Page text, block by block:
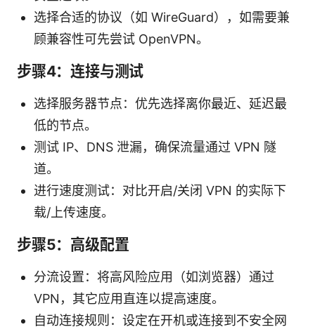
选择合适的协议（如 WireGuard），如需要兼
顾兼容性可先尝试 OpenVPN。
步骤4：连接与测试
选择服务器节点：优先选择离你最近、延迟最
低的节点。
测试 IP、DNS 泄漏，确保流量通过 VPN 隧
道。
进行速度测试：对比开启/关闭 VPN 的实际下
载/上传速度。
步骤5：高级配置
分流设置：将高风险应用（如浏览器）通过
VPN，其它应用直连以提高速度。
自动连接规则：设定在开机或连接到不安全网